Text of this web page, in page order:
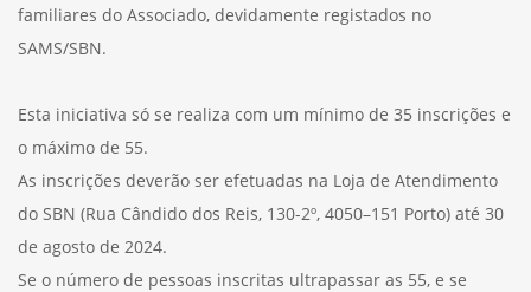
familiares do Associado, devidamente registados no
SAMS/SBN.
Esta iniciativa só se realiza com um mínimo de 35 inscrições e
o máximo de 55.
As inscrições deverão ser efetuadas na Loja de Atendimento
do SBN (Rua Cândido dos Reis, 130-2º, 4050–151 Porto) até 30
de agosto de 2024.
Se o número de pessoas inscritas ultrapassar as 55, e se